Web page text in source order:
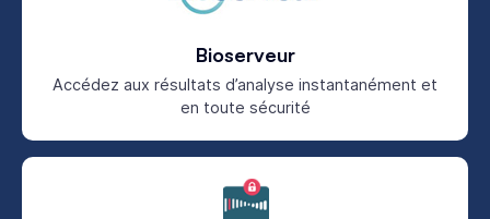
Bioserveur
Accédez aux résultats d’analyse instantanément et
en toute sécurité